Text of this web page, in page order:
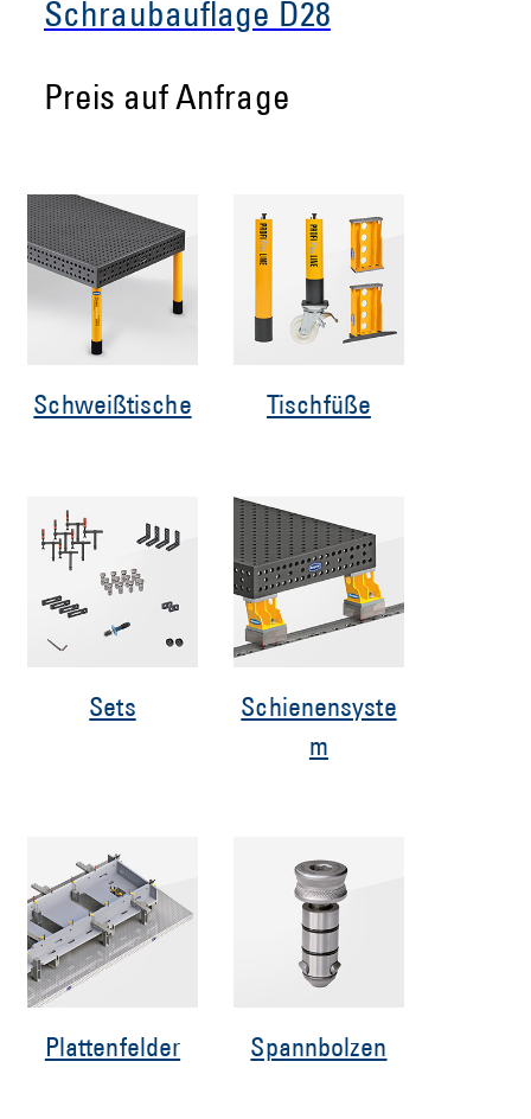
Schraubauflage D28
Preis auf Anfrage
Schweißtische Tischfüße
Sets
Schienensyste
m
Plattenfelder Spannbolzen